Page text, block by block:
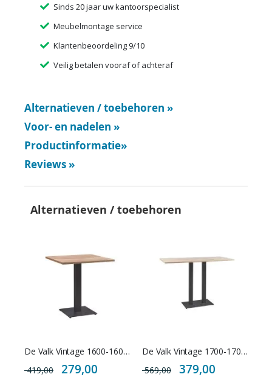
Sinds 20 jaar uw kantoorspecialist
Meubelmontage service
Klantenbeoordeling 9/10
Veilig betalen vooraf of achteraf
Alternatieven / toebehoren »
Voor- en nadelen »
Productinformatie»
Reviews »
Alternatieven / toebehoren
De Valk Vintage 1600-1605 hoge tafel
419,00
Special
Price
279,00
De Valk Vintage 1700-1705 hoge tafel
569,00
Special
Price
379,00